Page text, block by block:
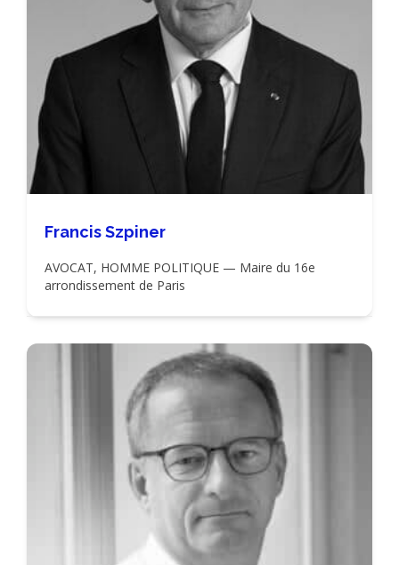
Francis Szpiner
AVOCAT, HOMME POLITIQUE — Maire du 16e
arrondissement de Paris